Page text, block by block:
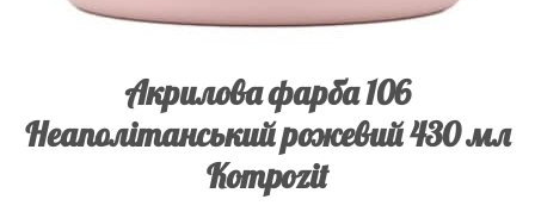
Акрилова фарба 106
Неаполітанський рожевий 430 мл
Kompozit